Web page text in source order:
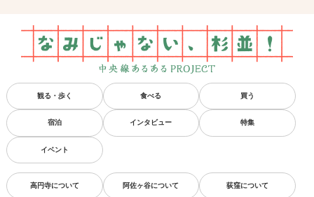
観る・歩く 食べる 買う
宿泊 インタビュー 特集
イベント
高円寺について 阿佐ヶ谷について 荻窪について